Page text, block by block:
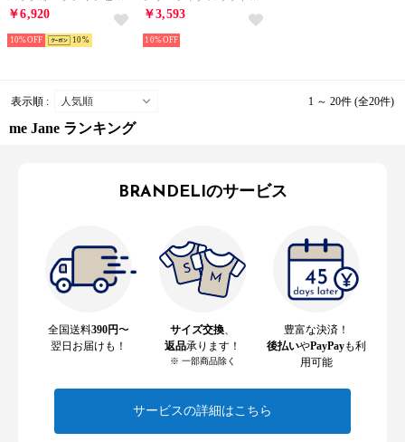
￥6,920
10% 10
￥3,593
10%
表示順 : 1 ～ 20件 (全20件)
me Jane ランキング
BRANDELIのサービス
全国送料390円〜
翌日お届けも！
サイズ交換、
返品承ります！
※ 一部商品除く
豊富な決済！
後払いやPayPayも利
用可能
サービスの詳細はこちら